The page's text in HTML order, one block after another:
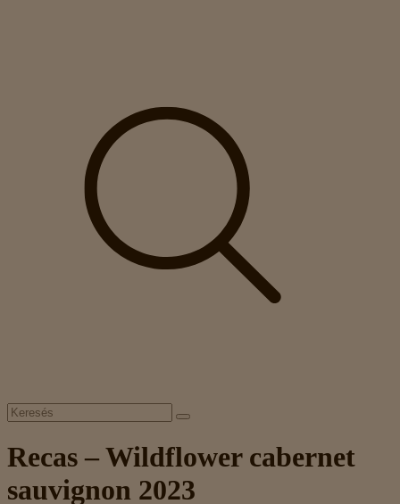
Recas – Wildflower cabernet
sauvignon 2023